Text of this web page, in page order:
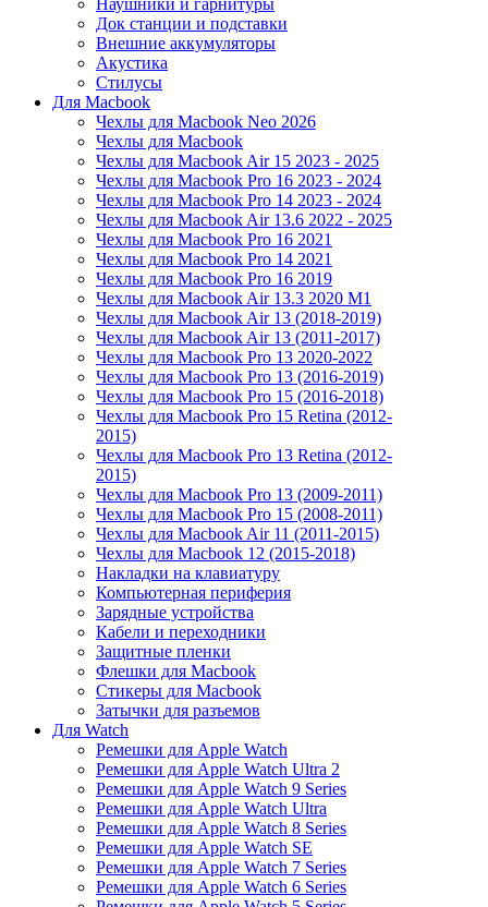
Наушники и гарнитуры
Док станции и подставки
Внешние аккумуляторы
Акустика
Стилусы
Для Macbook
Чехлы для Macbook Neo 2026
Чехлы для Macbook
Чехлы для Macbook Air 15 2023 - 2025
Чехлы для Macbook Pro 16 2023 - 2024
Чехлы для Macbook Pro 14 2023 - 2024
Чехлы для Macbook Air 13.6 2022 - 2025
Чехлы для Macbook Pro 16 2021
Чехлы для Macbook Pro 14 2021
Чехлы для Macbook Pro 16 2019
Чехлы для Macbook Air 13.3 2020 M1
Чехлы для Macbook Air 13 (2018-2019)
Чехлы для Macbook Air 13 (2011-2017)
Чехлы для Macbook Pro 13 2020-2022
Чехлы для Macbook Pro 13 (2016-2019)
Чехлы для Macbook Pro 15 (2016-2018)
Чехлы для Macbook Pro 15 Retina (2012-
2015)
Чехлы для Macbook Pro 13 Retina (2012-
2015)
Чехлы для Macbook Pro 13 (2009-2011)
Чехлы для Macbook Pro 15 (2008-2011)
Чехлы для Macbook Air 11 (2011-2015)
Чехлы для Macbook 12 (2015-2018)
Накладки на клавиатуру
Компьютерная периферия
Зарядные устройства
Кабели и переходники
Защитные пленки
Флешки для Macbook
Стикеры для Macbook
Затычки для разъемов
Для Watch
Ремешки для Apple Watch
Ремешки для Apple Watch Ultra 2
Ремешки для Apple Watch 9 Series
Ремешки для Apple Watch Ultra
Ремешки для Apple Watch 8 Series
Ремешки для Apple Watch SE
Ремешки для Apple Watch 7 Series
Ремешки для Apple Watch 6 Series